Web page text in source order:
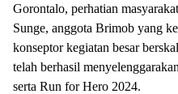
Gorontalo, perhatian
Sunge, anggota Brimob yang
konseptor kegiatan besar
telah berhasil
serta Run for Hero 2024.